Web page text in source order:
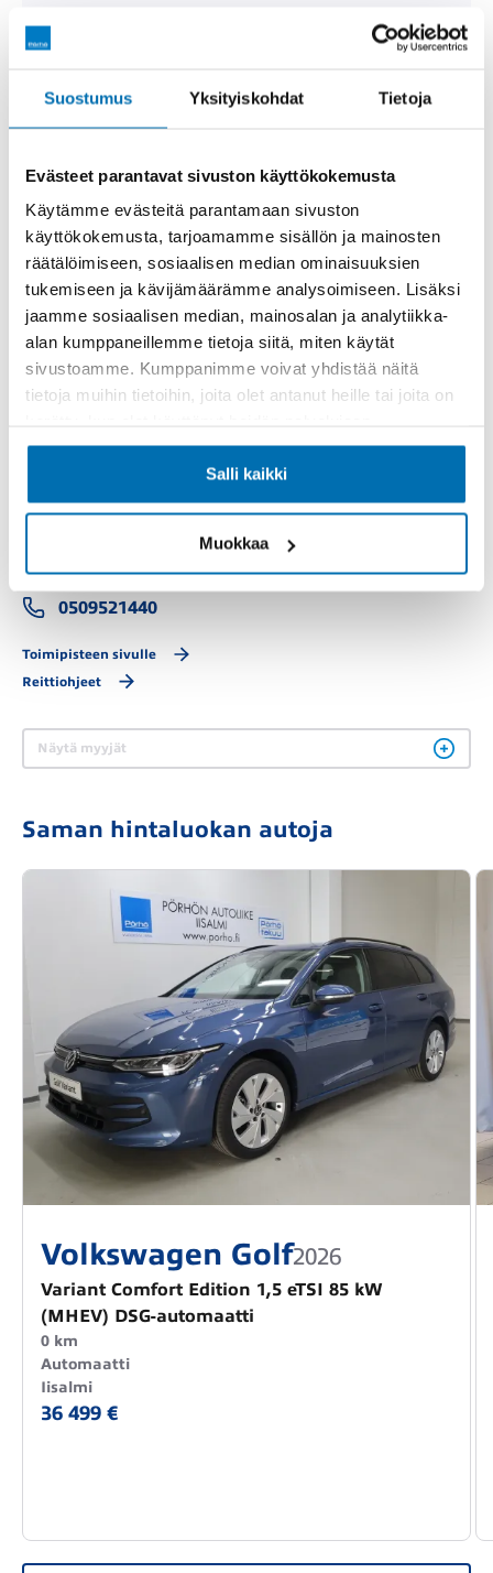
Suostumus Yksityiskohdat Tietoja
Evästeet parantavat sivuston käyttökokemusta
Käytämme evästeitä parantamaan sivuston
käyttökokemusta, tarjoamamme sisällön ja mainosten
räätälöimiseen, sosiaalisen median ominaisuuksien
tukemiseen ja kävijämäärämme analysoimiseen. Lisäksi
jaamme sosiaalisen median, mainosalan ja analytiikka-
alan kumppaneillemme tietoja siitä, miten käytät
sivustoamme. Kumppanimme voivat yhdistää näitä
tietoja muihin tietoihin, joita olet antanut heille tai joita on
Salli kaikki
Muokkaa
Yhteydenottolomake
Varaa koeajo
Kajaani
Tikkapurontie 2, 87250 Kajaani
0509521440
Toimipisteen sivulle
Reittiohjeet
Näytä myyjät
Saman hintaluokan autoja
Volkswagen Golf2026
Variant Comfort Edition 1,5 eTSI 85 kW
(MHEV) DSG-automaatti
0 km
Automaatti
Iisalmi
36 499 €